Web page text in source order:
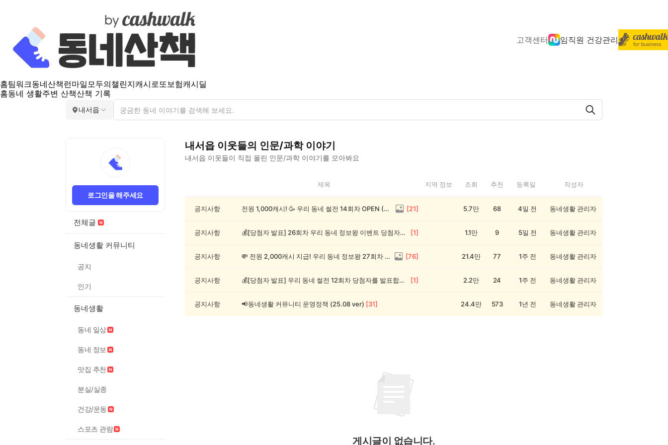
고객센터 임직원 건강관리
홈팀워크동네산책 런마일모두의챌린지캐시로또보험캐시딜
홈동네 생활주변 산책산책 기록
내서읍
로그인을 해주세요
전체글
동네생활 커뮤니티
공지
인기
동네생활
동네 일상
동네 정보
맛집 추천
분실/실종
건강/운동
스포츠 관람
내서읍 이웃들의 인문/과학이야기
내서읍 이웃들이 직접 올린 인문/과학 이야기를 모아봐요
읍
제목 지역 정보 조회 추천 등록일 작성자
공지사항 전원 1,000캐시! 🥳 우리 동네 썰전 14회차 OPEN (~8/17) [21] 5.7만 68 4일 전 동네생활 관리자
공지사항 💰[당첨자 발표] 26회차 우리 동네 정보왕 이벤트 당첨자를 발표합니다! [1] 1.1만 9 5일 전 동네생활 관리자
공지사항 💸 전원 2,000캐시 지급! 우리 동네 정보왕 27회차 (~8/10) [76] 21.4만 77 1주 전 동네생활 관리자
공지사항 💰[당첨자 발표] 우리 동네 썰전 12회차 당첨자를 발표합니다! [1] 2.2만 24 1주 전 동네생활 관리자
공지사항 📢동네생활 커뮤니티 운영정책 (25.08 ver) [31] 24.4만 573 1년 전 동네생활 관리자
게시글이 없습니다.